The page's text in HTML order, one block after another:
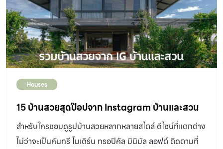
Houses
15 บ้านสวยสุดป๊อปจาก Instagram บ้านและสวน
สำหรับใครชอบดูรูปบ้านสวยหลากหลายสไตล์ ดีไซน์ที่แตกต่าง
ไม่ว่าจะเป็นคันทรี โมเดิร์น ทรอปิคัล มินิมัล ลอฟต์ ติดตามที่